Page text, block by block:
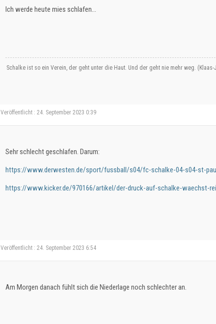
Ich werde heute mies schlafen...
Schalke ist so ein Verein, der geht unter die Haut. Und der geht nie mehr weg. (Klaas-
Veröffentlicht : 24. September 2023 0:39
Sehr schlecht geschlafen. Darum:
https://www.derwesten.de/sport/fussball/s04/fc-schalke-04-s04-st-
https://www.kicker.de/970166/artikel/der-druck-auf-schalke-waechst-
Veröffentlicht : 24. September 2023 6:54
Am Morgen danach fühlt sich die Niederlage noch schlechter an.